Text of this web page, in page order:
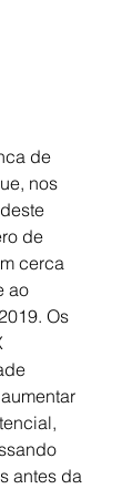
de
nos
de
cerca
ao
Os
antes da